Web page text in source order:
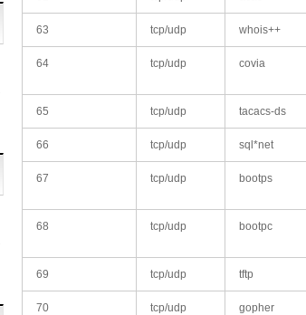
63 tcp/udp whois++
64 tcp/udp covia
65 tcp/udp tacacs-ds
66 tcp/udp sql*net
67 tcp/udp bootps
68 tcp/udp bootpc
69 tcp/udp tftp
70 tcp/udp gopher